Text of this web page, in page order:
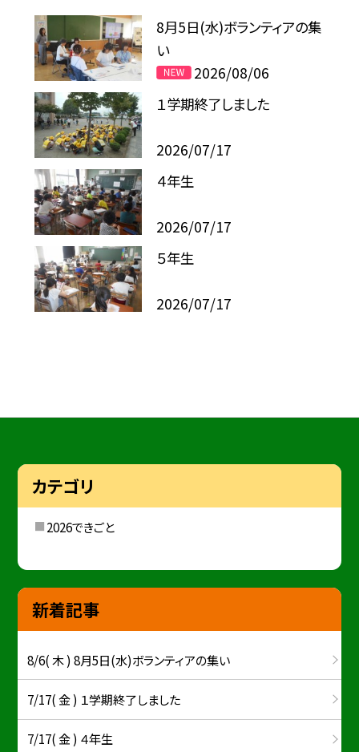
8月5日(水)ボランティアの集
い
2026/08/06
１学期終了しました
2026/07/17
４年生
2026/07/17
５年生
2026/07/17
カテゴリ
2026できごと
新着記事
8/6( 木 ) 8月5日(水)ボランティアの集い
7/17( 金 ) １学期終了しました
7/17( 金 ) ４年生